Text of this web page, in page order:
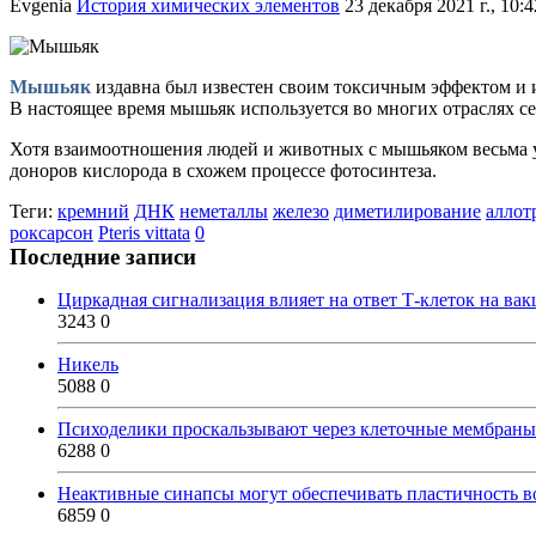
Evgenia История химических элементов 23 декабря 2021 г.,
Мышьяк издавна был известен своим токсичным эффектом
В настоящее время мышьяк используется во многих отраслях
Хотя взаимоотношения людей и животных с мышьяком весьма
доноров кислорода в схожем процессе фотосинтеза.
Теги: кремний ДНК неметаллы железо диметилирование
роксарсон Pteris vittata 0
Последние записи
Циркадная сигнализация влияет на ответ Т-клеток на
3243 0
Никель
5088 0
Психоделики проскальзывают через клеточные
6288 0
Неактивные синапсы могут обеспечивать пластичность
6859 0